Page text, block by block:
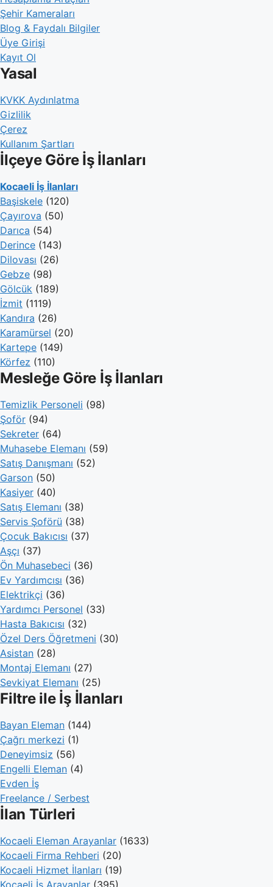
Şehir Kameraları
Blog & Faydalı Bilgiler
Üye Girişi
Kayıt Ol
Yasal
KVKK Aydınlatma
Gizlilik
Çerez
Kullanım Şartları
İlçeye Göre İş İlanları
Kocaeli İş İlanları
Başiskele (120)
Çayırova (50)
Darıca (54)
Derince (143)
Dilovası (26)
Gebze (98)
Gölcük (189)
İzmit (1119)
Kandıra (26)
Karamürsel (20)
Kartepe (149)
Körfez (110)
Mesleğe Göre İş İlanları
Temizlik Personeli (98)
Şoför (94)
Sekreter (64)
Muhasebe Elemanı (59)
Satış Danışmanı (52)
Garson (50)
Kasiyer (40)
Satış Elemanı (38)
Servis Şoförü (38)
Çocuk Bakıcısı (37)
Aşçı (37)
Ön Muhasebeci (36)
Ev Yardımcısı (36)
Elektrikçi (36)
Yardımcı Personel (33)
Hasta Bakıcısı (32)
Özel Ders Öğretmeni (30)
Asistan (28)
Montaj Elemanı (27)
Sevkiyat Elemanı (25)
Filtre ile İş İlanları
Bayan Eleman (144)
Çağrı merkezi (1)
Deneyimsiz (56)
Engelli Eleman (4)
Evden İş
Freelance / Serbest
İlan Türleri
Kocaeli Eleman Arayanlar (1633)
Kocaeli Firma Rehberi (20)
Kocaeli Hizmet İlanları (19)
Kocaeli İş Arayanlar (395)